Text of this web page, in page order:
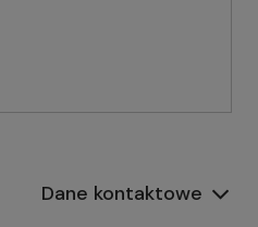
Dane kontaktowe